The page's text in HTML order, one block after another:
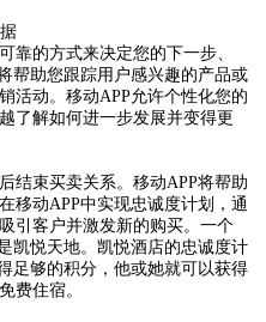
靠的方式来决定您的下一步、
帮助您跟踪用户感兴趣的产品或
活动。移动APP允许个性化您的
了解如何进一步发展并变得更
结束买卖关系。移动APP将帮助
移动APP中实现忠诚度计划，通
引客户并激发新的购买。一个
凯悦天地。凯悦酒店的忠诚度计
足够的积分，他或她就可以获得
费住宿。